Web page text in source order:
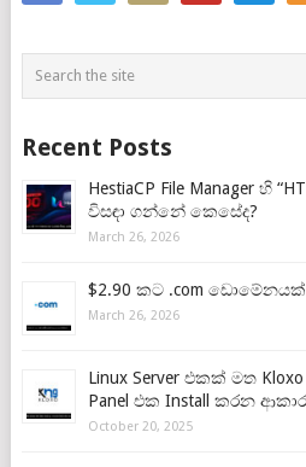
Recent Posts
HestiaCP File Manager හි
විසඳා ගන්නේ කෙසේද?
March 26, 2026
$2.90 කට .com ඩොමේනයක්
March 26, 2026
Linux Server එකක් මත Kloxo
Panel එක Install කරන
October 20, 2025